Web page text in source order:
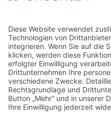
Home Kontakt
Datenschutzerklärung